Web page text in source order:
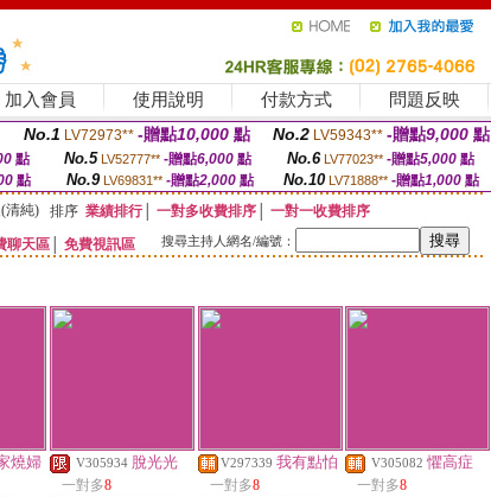
加入會員 使用說明 付款方式 問題反映
No.1 LV72973** -贈點10,000 點 No.2 LV59343** -贈點9,000 點
點 No.5 LV52777** -贈點6,000點 No.6 LV77023** -贈點5,000點
點 No.9 LV69831** -贈點2,000點 No.10 LV71888** -贈點1,000 點
清純) 排序 業績排行│ 一對多收費排序
一對一收費排序
聊天區 免費視訊區 搜尋主持人網名/編號：
燒婦 V305934 脫光光
一對多8
V297339 我有點怕
一對多8
V305082 懼高症
一對多8